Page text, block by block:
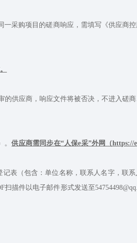
采购项目的磋商响应，需填写《供应商
供应商，响应文件将被否决，不进入磋
。供应商需同步在“人保e采”外网（https://
表（包含：单位名称，联系人名字，联系
描件以电子邮件形式发送至